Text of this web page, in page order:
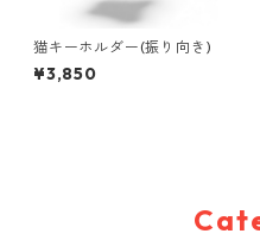
猫キーホルダー(振り向き)
¥3,850